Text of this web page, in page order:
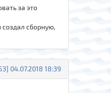
за это
создал сборную,
04.07.2018 18:39